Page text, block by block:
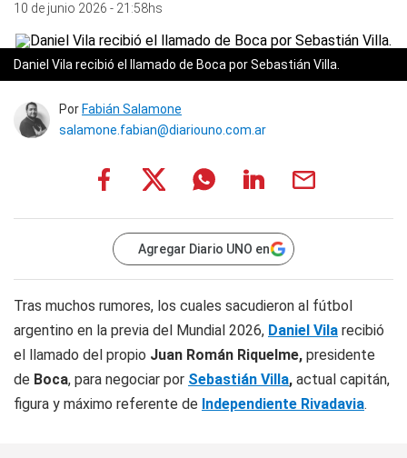
10 de junio 2026 - 21:58hs
Daniel Vila recibió el llamado de Boca por Sebastián Villa.
Por Fabián Salamone
salamone.fabian@diariouno.com.ar
Agregar Diario UNO en
Tras muchos rumores, los cuales sacudieron al fútbol
argentino en la previa del Mundial 2026, Daniel Vila recibió
el llamado del propio Juan Román Riquelme, presidente
de Boca, para negociar por Sebastián Villa, actual capitán,
figura y máximo referente de Independiente Rivadavia.